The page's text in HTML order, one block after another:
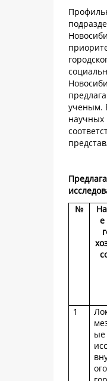
ученым.
научных
№
е
1
ые